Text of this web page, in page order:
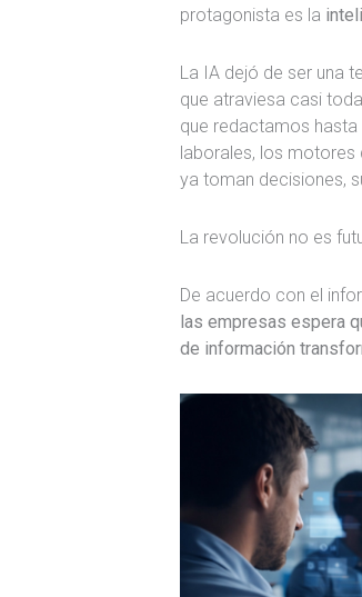
protagonista es la
La IA dejó de ser una
que atraviesa casi
que redactamos
laborales, los motores
ya toman decisiones,
La revolución no es
De acuerdo con el
las empresas espera
de información